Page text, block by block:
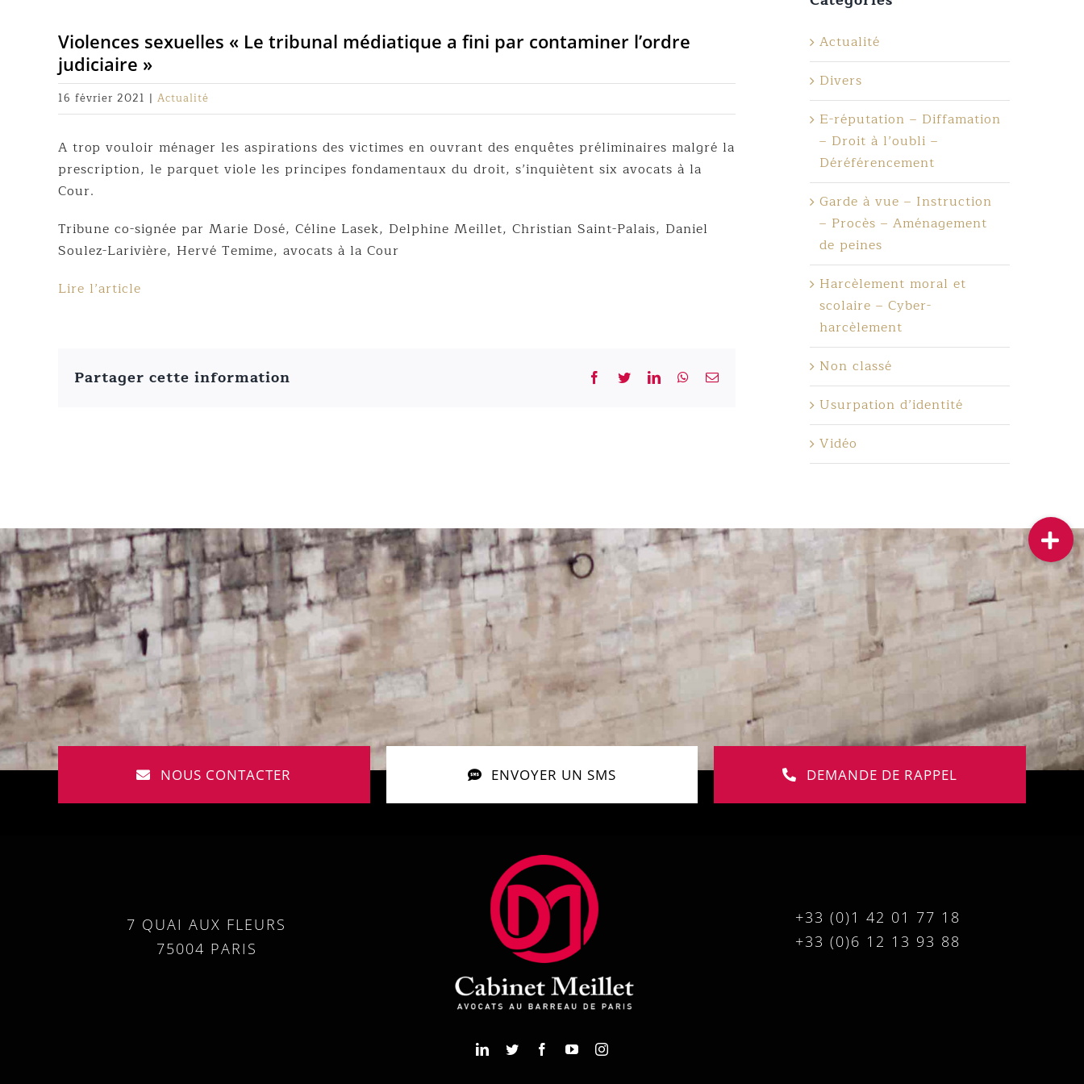
Violences sexuelles « Le tribunal médiatique a fini par contaminer l’ordre
judiciaire »
16 février 2021 | Actualité
A trop vouloir ménager les aspirations des victimes en ouvrant des enquêtes préliminaires malgré la
prescription, le parquet viole les principes fondamentaux du droit, s’inquiètent six avocats à la
Cour.
Tribune co-signée par Marie Dosé, Céline Lasek, Delphine Meillet, Christian Saint-Palais, Daniel
Soulez-Larivière, Hervé Temime, avocats à la Cour
Lire l’article
Partager cette information Facebook
TwitterLinkedInWhatsApp
Actualité
Divers
E-réputation – Diffamation
– Droit à l’oubli –
Déréférencement
Garde à vue – Instruction
– Procès – Aménagement
de peines
Harcèlement moral et
scolaire – Cyber-
harcèlement
Non classé
Usurpation d’identité
Vidéo
NOUS CONTACTER ENVOYER UN SMS DEMANDE DE RAPPEL
7 QUAI AUX FLEURS
75004 PARIS
+33 (0)1 42 01 77 18
+33 (0)6 12 13 93 88